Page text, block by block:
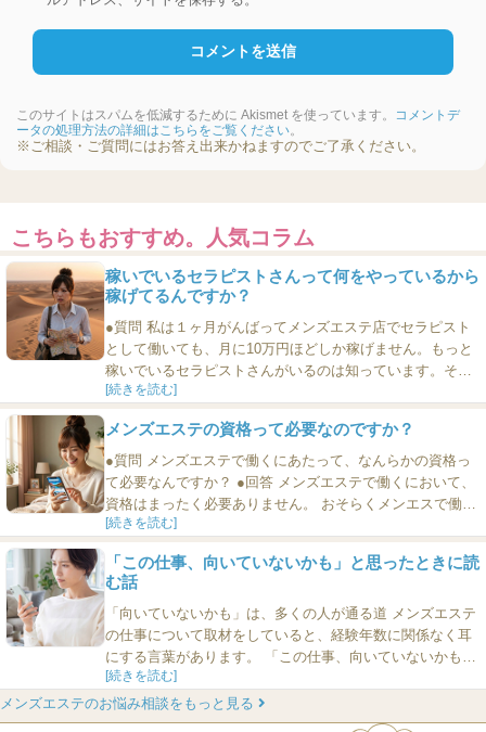
このサイトはスパムを低減するために Akismet を使っています。 コメントデ
ータの処理方法の詳細はこちらをご覧ください。
※ご相談・ご質問にはお答え出来かねますのでご了承ください。
こちらもおすすめ。人気コラム
稼いでいるセラピストさんって何をやっているから
稼げてるんですか？
●質問 私は１ヶ月がんばってメンズエステ店でセラピスト
として働いても、月に10万円ほどしか稼げません。もっと
稼いでいるセラピストさんがいるのは知っています。そう
いう人はどのようにしてお金を稼いでいるのですか？ ●回
いうことです。しかし、それはあなたが高級店にふさわし
い女性にならないと無理、ということでは決してありませ
ん。 そのことに...
[続きを読む]
メンズエステの資格って必要なのですか？
●質問 メンズエステで働くにあたって、なんらかの資格っ
て必要なんですか？ ●回答 メンズエステで働くにおいて、
資格はまったく必要ありません。 おそらくメンエスで働き
たい人々人たちが想像している資格というのは、「アロマ
す。 それらのほとんどすべては、民間の資格であり、国家
資格ではありません。 資格商法をやることでお金を稼ぎた
い人々...
[続きを読む]
「この仕事、向いていないかも」と思ったときに読
む話
「向いていないかも」は、多くの人が通る道 メンズエステ
の仕事について取材をしていると、経験年数に関係なく耳
にする言葉があります。 「この仕事、向いていないかもし
れません」 新人セラピストだけではありません。何年も続
けている人からも、同じような話を聞くことがあります。
指名が増えないとき。 お客様との会話がうまくいかなかっ
[続きを読む]
メンズエステのお悩み相談をもっと見る